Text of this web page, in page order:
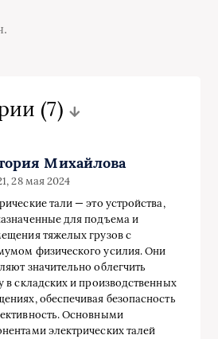
(7)
Михайлова
28 мая 2024
тали — это устройства,
для подъема и
тяжелых грузов с
физического усилия. Они
значительно облегчить
в складских и производственных
обеспечивая безопасность
Основными
электрических талей